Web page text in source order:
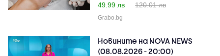
49.99 лв
120.01 лв
Grabo.bg
Новините на NOVA NEWS
(08.08.2026 - 20:00)